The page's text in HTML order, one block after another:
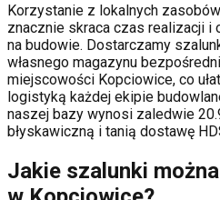
Korzystanie z lokalnych
znacznie skraca czas realizacji i
na budowie. Dostarczamy
własnego magazynu
miejscowości Kopciowice, co
logistyką każdej ekipie
naszej bazy wynosi zaledwie
błyskawiczną i tanią dostawę
Jakie szalunki